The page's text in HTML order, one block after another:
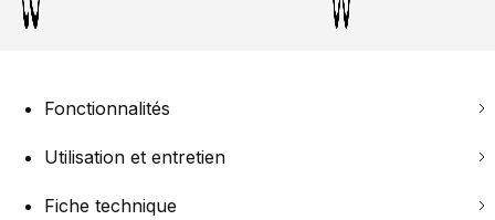
Fonctionnalités
Utilisation et entretien
Fiche technique